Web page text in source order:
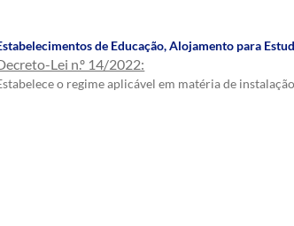
de Educação,Alojamento para
Lei n.º 14/2022:
o regime aplicável em matéria de